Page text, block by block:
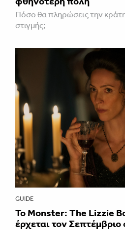
Πόσο θα πληρώσεις την
στιγμής;
GUIDE
Το Monster: The Lizzie
έρχεται τον